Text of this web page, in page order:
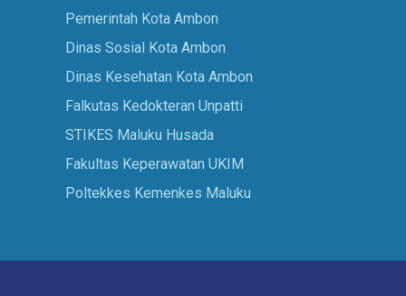
Pemerintah Kota Ambon
Dinas Sosial Kota Ambon
Dinas Kesehatan Kota Ambon
Falkutas Kedokteran Unpatti
STIKES Maluku Husada
Fakultas Keperawatan UKIM
Poltekkes Kemenkes Maluku